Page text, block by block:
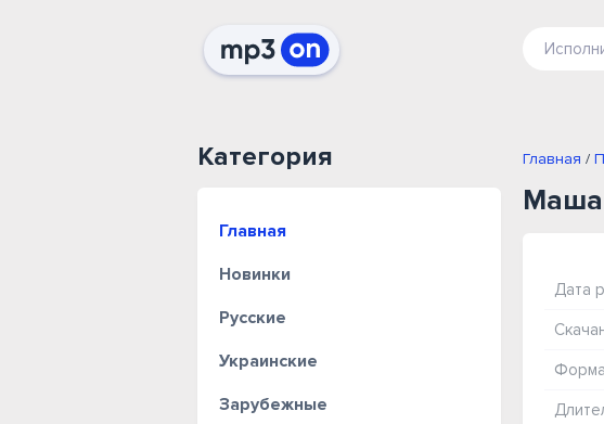
Категория
Главная
Новинки
Русские
Украинские
Зарубежные
Главная /
Маша
Дата